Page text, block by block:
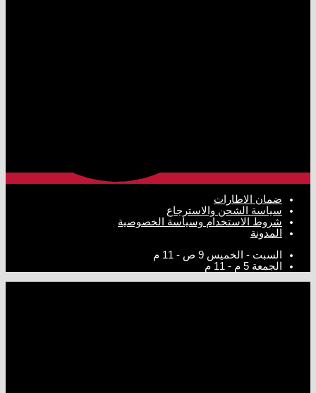
ضمان الاطارات
سياسة الشحن والاسترجاع
شروط الاستخدام وسياسة الخصوصية
المدونة
السبت - الخميس 9 ص - 11 م
الجمعة 5 م - 11 م